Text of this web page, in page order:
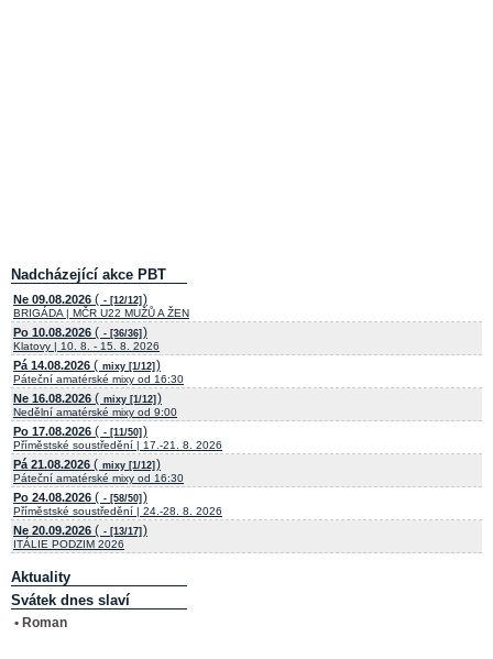
Nadcházející akce PBT
Ne 09.08.2026 ( - [12/12] )
BRIGÁDA | MČR U22 MUŽŮ A ŽEN
Po 10.08.2026 ( - [36/36] )
Klatovy | 10. 8. - 15. 8. 2026
Pá 14.08.2026 ( mixy [1/12] )
Páteční amatérské mixy od 16:30
Ne 16.08.2026 ( mixy [1/12] )
Nedělní amatérské mixy od 9:00
Po 17.08.2026 ( - [11/50] )
Příměstské soustředění | 17.-21. 8. 2026
Pá 21.08.2026 ( mixy [1/12] )
Páteční amatérské mixy od 16:30
Po 24.08.2026 ( - [58/50] )
Příměstské soustředění | 24.-28. 8. 2026
Ne 20.09.2026 ( - [13/17] )
ITÁLIE PODZIM 2026
Aktuality
Svátek dnes slaví
• Roman